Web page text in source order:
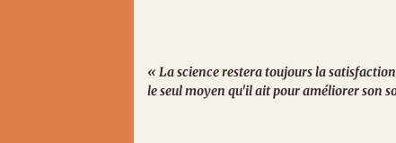
« La science restera toujours la
le seul moyen qu'il ait pour améliorer son